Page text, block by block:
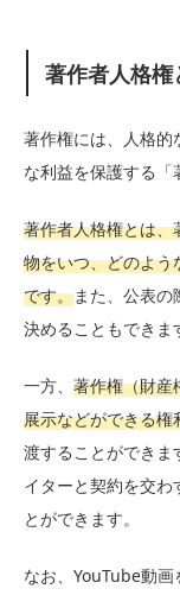
著作者人格
著作権には、人格的
な利益を保護する「
著作者人格権とは、
物をいつ、どのよう
です。また、公表
決めることもできま
一方、 著作権（財産
展示などができる権
渡することができま
イターと契約を交わ
とができます。
なお、YouTube動